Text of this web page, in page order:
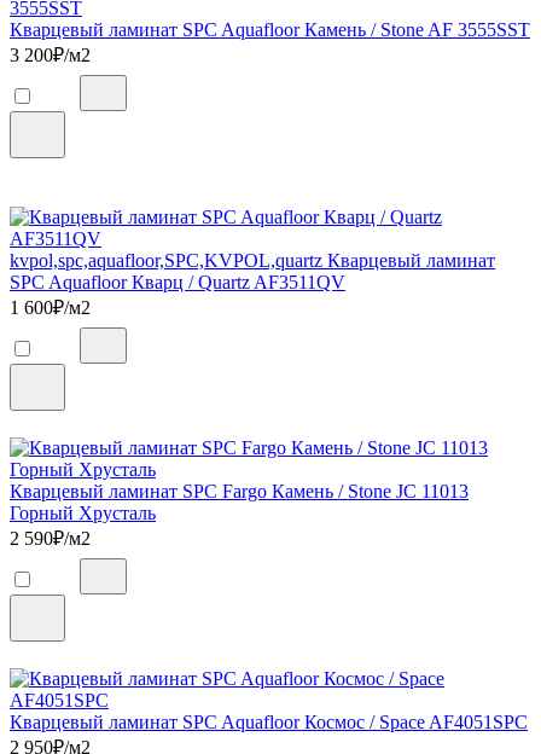
Кварцевый ламинат SPC Aquafloor Камень / Stone AF 3555SST
3 200₽/м2
kvpol,spc,aquafloor,SPC,KVPOL,quartz Кварцевый ламинат
SPC Aquafloor Кварц / Quartz AF3511QV
1 600₽/м2
Кварцевый ламинат SPC Fargo Камень / Stone JC 11013
Горный Хрусталь
2 590₽/м2
Кварцевый ламинат SPC Aquafloor Космос / Space AF4051SPC
2 950₽/м2